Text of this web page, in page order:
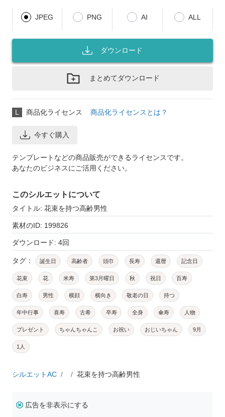
JPEG PNG AI ALL
ダウンロード
まとめてダウンロード
L 商品化ライセンス 商品化ライセンスとは？
今すぐ購入
テンプレートなどの商品販売ができるライセンスです。
あなたのビジネスにご活用ください。
このシルエットについて
タイトル: 花束を持つ高齢男性
素材のID: 199826
ダウンロード: 4回
タグ： 誕生日 高齢者 頭巾 長寿 還暦 記念日
花束 花 米寿 第3月曜日 秋 祝日 百寿
白寿 男性 横顔 横向き 敬老の日 持つ
年中行事 喜寿 古希 卒寿 全身 傘寿 人物
プレゼント ちゃんちゃんこ お祝い おじいちゃん 9月
1人
シルエットAC 花束を持つ高齢男性
広告を非表示にする